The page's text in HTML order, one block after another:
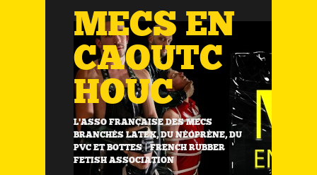
MECS EN
CAOUTC
HOUC
L'ASSO FRANÇAISE DES MECS
BRANCHÉS LATEX, DU NÉOPRÈNE, DU
PVC ET BOTTES | FRENCH RUBBER
FETISH ASSOCIATION